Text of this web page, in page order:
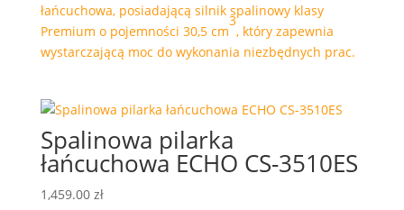
łańcuchowa, posiadającą silnik spalinowy klasy
Premium o pojemności 30,5 cm
3
, który zapewnia
wystarczającą moc do wykonania niezbędnych prac.
Spalinowa pilarka
łańcuchowa ECHO CS-3510ES
1,459.00 zł